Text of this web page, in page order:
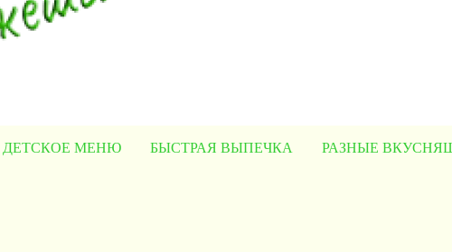
ДЕТСКОЕ МЕНЮ БЫСТРАЯ ВЫПЕЧКА РАЗНЫЕ